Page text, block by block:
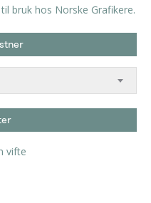
bruk hos Norske Grafikere.
vifte